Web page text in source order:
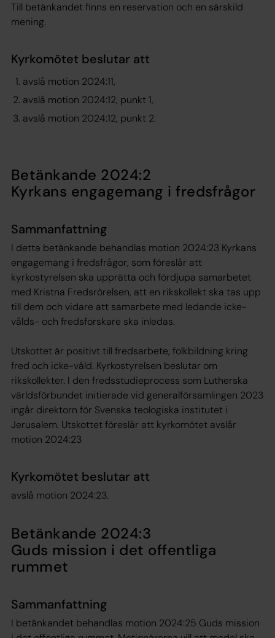
Till betänkandet finns en reservation och en särskild
mening.
Kyrkomötet beslutar att
avslå motion 2024:11,
avslå motion 2024:12, punkt 1,
avslå motion 2024:12, punkt 2.
Betänkande 2024:2
Kyrkans engagemang i fredsfrågor
Sammanfattning
I detta betänkande behandlas motion 2024:23 Kyrkans
engagemang i fredsfrågor, som föreslår att
kyrkostyrelsen ska upprätta och fördjupa samarbetet
med Kristna Fredsrörelsen, att en rikskollekt ska tas upp
till dem och vidare att samarbete med ledande icke-
vålds- och fredsforskare ska inledas.
Utskottet är positivt till fredsarbete, folkbildning kring
fred och icke-våld. Kyrkostyrelsen beslutar om
rikskollekter. I den fredsstudieprocess som Lutherska
världsförbundet initierade vid generalförsamlingen 2023
ingår direktorn för Svenska teologiska institutet i
Jerusalem. Utskottet föreslår att kyrkomötet avslår
motion 2024:23
Kyrkomötet beslutar att
avslå motion 2024:23.
Betänkande 2024:3
Guds mission i det offentliga
rummet
Sammanfattning
I betänkandet behandlas motion 2024:25 Guds mission